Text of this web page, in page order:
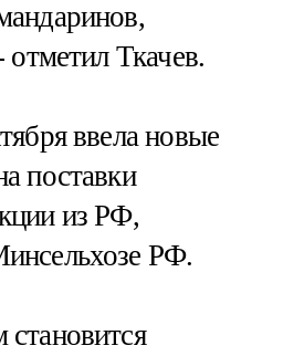
отметил Ткачев.
ввела новые
поставки
из РФ,
РФ.